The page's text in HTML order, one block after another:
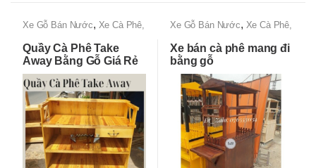
Xe Gỗ Bán Nước, Xe Cà Phê,
Quầy Cà Phê Take
Away Bằng Gỗ Giá Rẻ
Xe Gỗ Bán Nước, Xe Cà Phê,
Xe bán cà phê mang đi
bằng gỗ